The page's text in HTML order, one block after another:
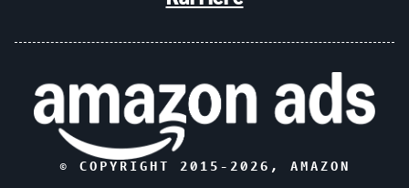
© COPYRIGHT 2015- 2026 , AMAZON